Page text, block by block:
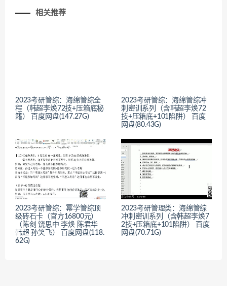
相关推荐
2023考研管综：海绵管综全
程（韩超李焕72技+压箱底秘
籍） 百度网盘(147.27G)
2023考研管综：海绵管综冲
刺密训系列（含韩超李焕72
技+压箱底+101陷阱） 百度
网盘(80.43G)
2023考研管综：幂学管综顶
级砖石卡（官方16800元）
（陈剑 饶思中 李焕 陈君华
韩超 孙笑飞） 百度网盘(118.
62G)
2023考研管理类：海绵管综
冲刺密训系列（含韩超李焕7
2技+压箱底+101陷阱） 百度
网盘(70.71G)